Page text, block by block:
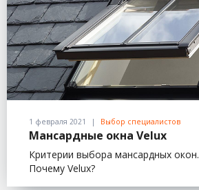
1 февраля 2021 Выбор специалистов
Мансардные окна Velux
Критерии выбора мансардных окон.
Почему Velux?